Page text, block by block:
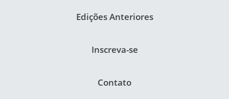
Edições Anteriores
Inscreva-se
Contato